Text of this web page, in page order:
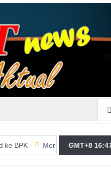
Merasa Terpangil, GMBI Wilter
GMT+8